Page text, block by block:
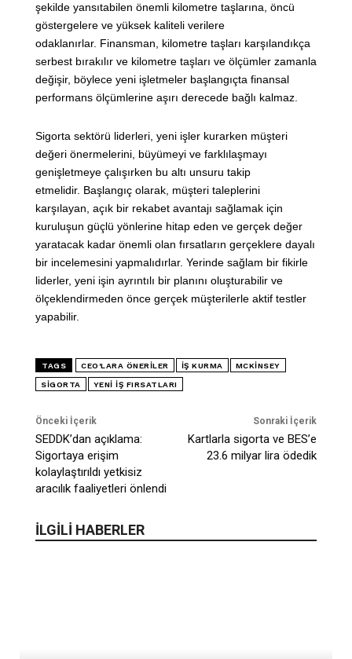
şekilde yansıtabilen önemli kilometre taşlarına, öncü
göstergelere ve yüksek kaliteli verilere
odaklanırlar. Finansman, kilometre taşları karşılandıkça
serbest bırakılır ve kilometre taşları ve ölçümler zamanla
değişir, böylece yeni işletmeler başlangıçta finansal
performans ölçümlerine aşırı derecede bağlı kalmaz.
Sigorta sektörü liderleri, yeni işler kurarken müşteri
değeri önermelerini, büyümeyi ve farklılaşmayı
genişletmeye çalışırken bu altı unsuru takip
etmelidir. Başlangıç ​​olarak, müşteri taleplerini
karşılayan, açık bir rekabet avantajı sağlamak için
kuruluşun güçlü yönlerine hitap eden ve gerçek değer
yaratacak kadar önemli olan fırsatların gerçeklere dayalı
bir incelemesini yapmalıdırlar. Yerinde sağlam bir fikirle
liderler, yeni işin ayrıntılı bir planını oluşturabilir ve
ölçeklendirmeden önce gerçek müşterilerle aktif testler
yapabilir.
TAGS CEO'LARA ÖNERILER IŞ KURMA MCKINSEY
SIGORTA YENI IŞ FIRSATLARI
Önceki İçerik
SEDDK’dan açıklama:
Sigortaya erişim
kolaylaştırıldı yetkisiz
aracılık faaliyetleri önlendi
Sonraki İçerik
Kartlarla sigorta ve BES’e
23.6 milyar lira ödedik
İLGİLİ HABERLER